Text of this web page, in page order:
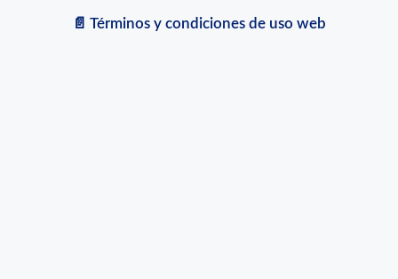
📄 Términos y condiciones de uso web